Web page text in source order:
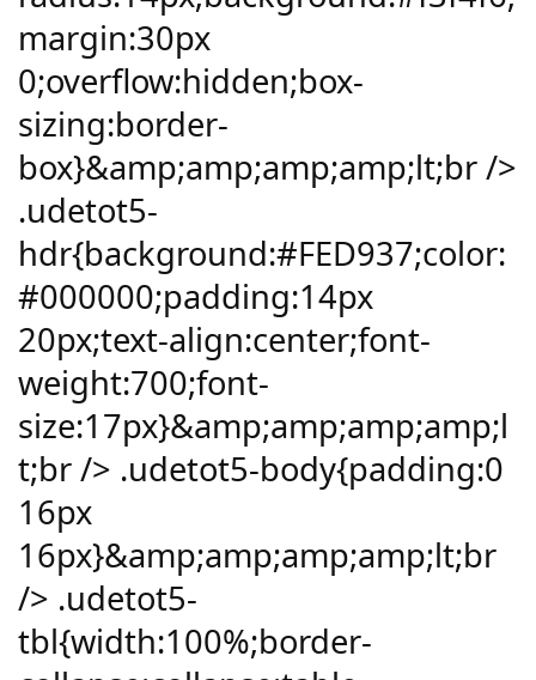
margin:30px
0;overflow:hidden;box-
sizing:border-
box}&amp;amp;amp;amp;lt;br />
.udetot5-
hdr{background:#FED937;color:
#000000;padding:14px
20px;text-align:center;font-
weight:700;font-
size:17px}&amp;amp;amp;amp;l
t;br /> .udetot5-body{padding:0
16px
16px}&amp;amp;amp;amp;lt;br
/> .udetot5-
tbl{width:100%;border-